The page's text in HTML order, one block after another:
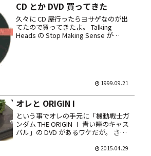
CD とか DVD 買ってきた
久々に CD 屋行ったらヨサゲなのが出
てたので買ってきたよ。 Talking
Heads の Stop Making Sense が
1999.09.21
オレと ORIGIN I
という事でオレの手元に「機動戦士ガ
ンダム THE ORIGIN Ⅰ 青い瞳のキャス
バル」の DVD があるワケだが。 さっ
き。ちなみに原作のマンガは未読。 安
2015.04.29